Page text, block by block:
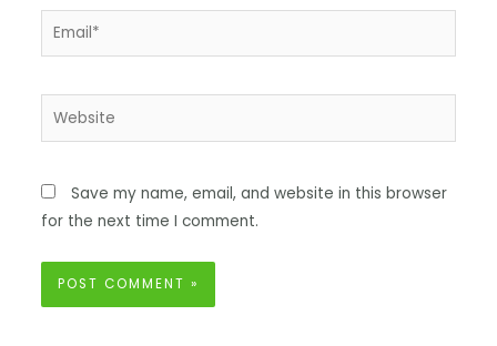
Save my name, email, and website in this browser
for the next time I comment.